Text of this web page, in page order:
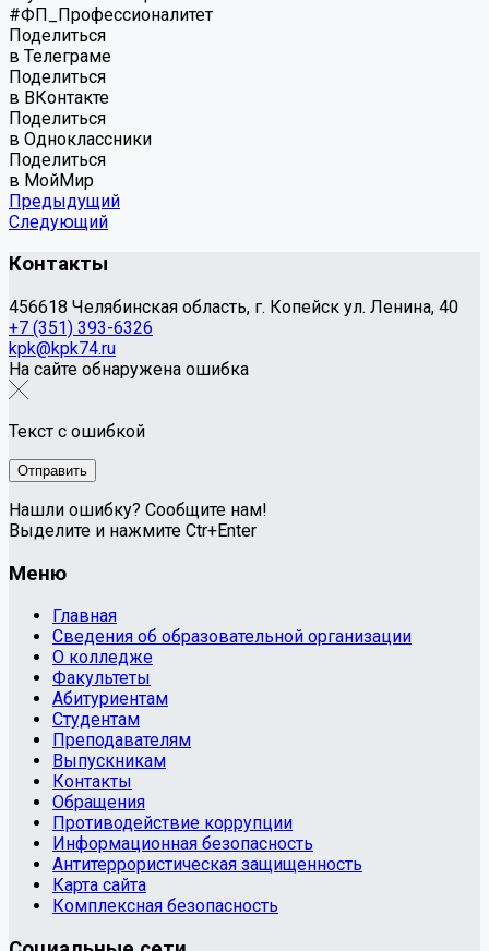
#ФП_Профессионалитет
Поделиться
в Телеграме
Поделиться
в ВКонтакте
Поделиться
в Одноклассники
Поделиться
в МойМир
Предыдущий
Следующий
Контакты
456618 Челябинская область, г. Копейск ул. Ленина, 40
+7 (351) 393-6326
kpk@kpk74.ru
На сайте обнаружена ошибка
Текст с ошибкой
Нашли ошибку? Сообщите нам!
Выделите и нажмите Ctr+Enter
Меню
Главная
Сведения об образовательной организации
О колледже
Факультеты
Абитуриентам
Студентам
Преподавателям
Выпускникам
Контакты
Обращения
Противодействие коррупции
Информационная безопасность
Антитеррористическая защищенность
Карта сайта
Комплексная безопасность